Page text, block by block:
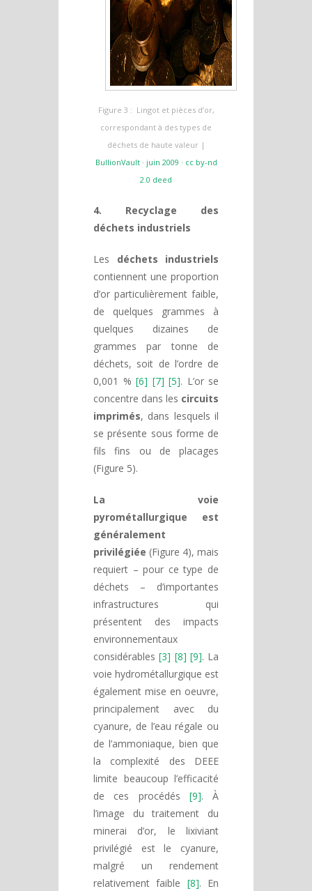
Figure 3 : Lingot et pièces d’or,
correspondant à des types de
déchets de haute valeur |
BullionVault · juin 2009 · cc by-nd
2.0 deed
4. Recyclage des
déchets industriels
Les déchets industriels
contiennent une proportion
d’or particulièrement faible,
de quelques grammes à
quelques dizaines de
grammes par tonne de
déchets, soit de l’ordre de
0,001 % [6] [7] [5]. L’or se
concentre dans les circuits
imprimés, dans lesquels il
se présente sous forme de
fils fins ou de placages
(Figure 5).
La voie
pyrométallurgique est
généralement
privilégiée (Figure 4), mais
requiert – pour ce type de
déchets – d’importantes
infrastructures qui
présentent des impacts
environnementaux
considérables [3] [8] [9]. La
voie hydrométallurgique est
également mise en oeuvre,
principalement avec du
cyanure, de l’eau régale ou
de l’ammoniaque, bien que
la complexité des DEEE
limite beaucoup l’efficacité
de ces procédés [9]. À
l’image du traitement du
minerai d’or, le lixiviant
privilégié est le cyanure,
malgré un rendement
relativement faible [8]. En